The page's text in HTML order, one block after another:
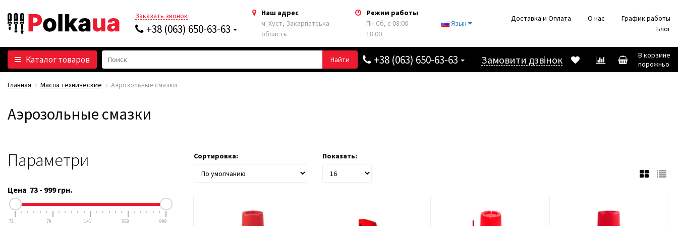
Заказать звонок
+38 (063) 650-63-63
Наш адрес
м. Хуст, Закарпатська
область
Режим работы
Пн-Сб, с 08:00-
18:00
Язык
Доставка и Оплата О нас
График работы
Блог
Каталог товаров Найти +38 (063) 650-63-63 Замовити дзвінок
В корзине
порожньо
Главная Масла технические Аэрозольные смазки
Аэрозольные смазки
Параметри
Цена 73 - 999грн.
73 79 141 353 999
Сортировка: Показать: